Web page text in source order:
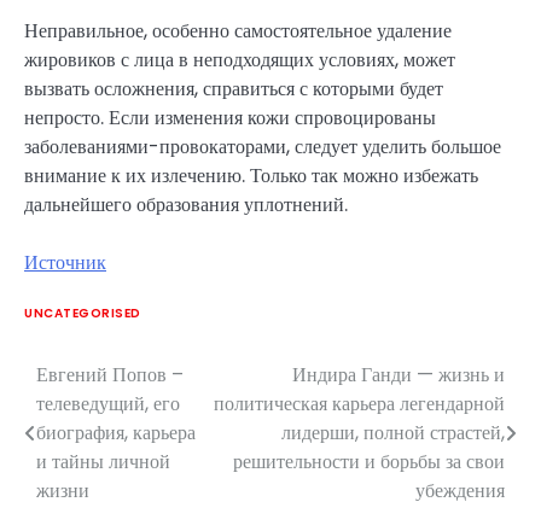
Неправильное, особенно самостоятельное удаление
жировиков с лица в неподходящих условиях, может
вызвать осложнения, справиться с которыми будет
непросто. Если изменения кожи спровоцированы
заболеваниями-провокаторами, следует уделить большое
внимание к их излечению. Только так можно избежать
дальнейшего образования уплотнений.
Источник
UNCATEGORISED
Навигация
по
записям
Евгений Попов –
телеведущий, его
биография, карьера
и тайны личной
жизни
Индира Ганди — жизнь и
политическая карьера легендарной
лидерши, полной страстей,
решительности и борьбы за свои
убеждения